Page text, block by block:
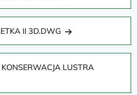
II 3D.DWG
LUSTRA